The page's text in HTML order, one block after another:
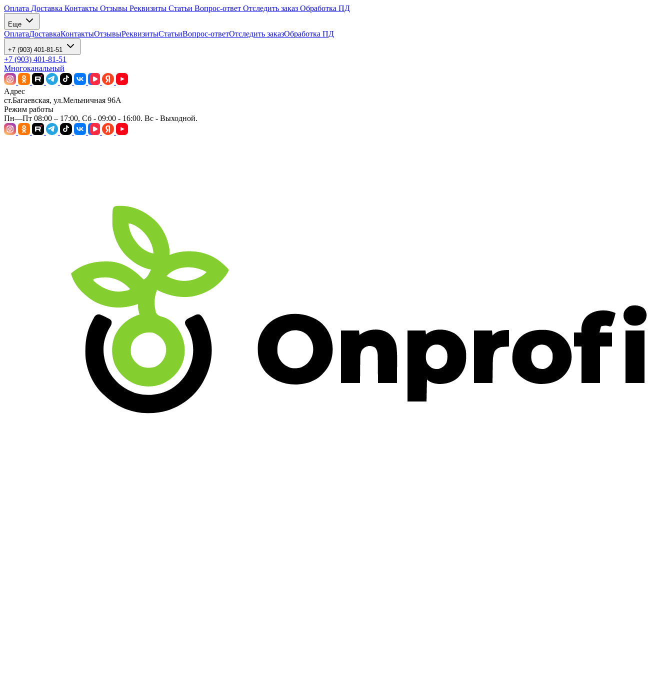
Оплата Доставка Контакты Отзывы Реквизиты Статьи Вопрос-ответ Отследить заказ Обработка ПД
Еще
ОплатаДоставкаКонтактыОтзывыРеквизитыСтатьиВопрос-ответОтследить заказОбработка ПД
+7 (903) 401-81-51
+7 (903) 401-81-51
Многоканальный
Адрес
ст.Багаевская, ул.Мельничная 96А
Режим работы
Пн—Пт 08:00 – 17:00, Сб - 09:00 - 16:00. Вс - Выходной.